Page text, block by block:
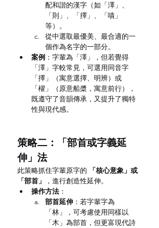
配和諧的漢字（如「澤」、
「則」、「擇」、「嘖」
等）。
從中選取最優美、最合適的一
個作為名字的一部分。
案例 ：字輩為「澤」，但若覺得
「澤」字較常見，可選用同音字
「擇」（寓意選擇、明辨）或
「櫂」（原意船槳，寓意前行），
既遵守了音韻傳承，又提升了獨特
性與現代感。
策略二：「部首或字義延
伸」法
此策略抓住字輩原字的
「核心意象」或
「部首」
，進行創造性延伸。
操作方法 ：
部首延伸 ：若字輩字為
「林」，可考慮使用同樣以
「木」為部首，但更富現代詩